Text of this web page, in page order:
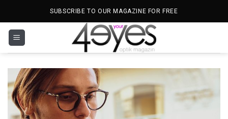
SUBSCRIBE TO OUR MAGAZINE FOR FREE